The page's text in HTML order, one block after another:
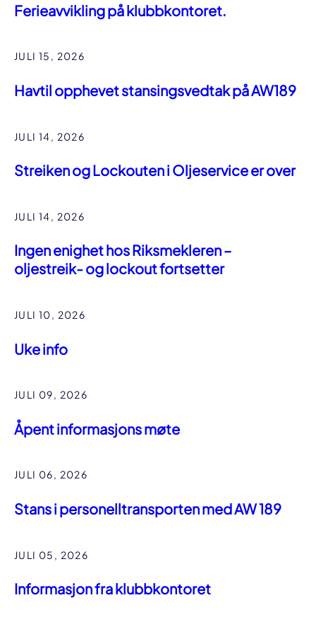
Ferieavvikling på klubbkontoret.
JULI 15, 2026
Havtil opphevet stansingsvedtak på AW189
JULI 14, 2026
Streiken og Lockouten i Oljeservice er over
JULI 14, 2026
Ingen enighet hos Riksmekleren –
oljestreik- og lockout fortsetter
JULI 10, 2026
Uke info
JULI 09, 2026
Åpent informasjons møte
JULI 06, 2026
Stans i personelltransporten med AW 189
JULI 05, 2026
Informasjon fra klubbkontoret